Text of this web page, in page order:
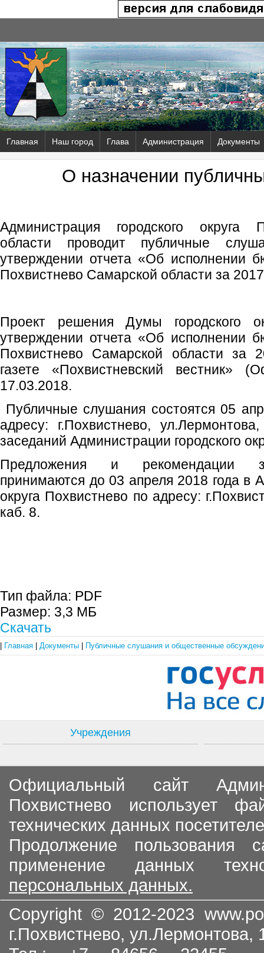
Главная Наш город Глава Администрация Документы
О назначении
Администрация городского округа
области проводит публичные
утверждении отчета «Об исполнении
Похвистнево Самарской области за 2017
Проект решения Думы городского
утверждении отчета «Об исполнении
Похвистнево Самарской области за
газете «Похвистневский
17.03.2018.
Публичные слушания состоятся 05
адресу: г.Похвистнево,
заседаний Администрации городского
Предложения и рекомендации
принимаются до 03 апреля 2018 года в
округа Похвистнево по адресу:
каб. 8.
Тип файла: PDF
Размер: 3,3 МБ
Скачать
Главная Документы Публичные слушания и общественные
Учреждения
Официальный сайт
Похвистнево использует
технических данных
Продолжение пользования
применение данных
персональных данных.
Copyright © 2012-2023
г.Похвистнево, ул.Лермонтова,